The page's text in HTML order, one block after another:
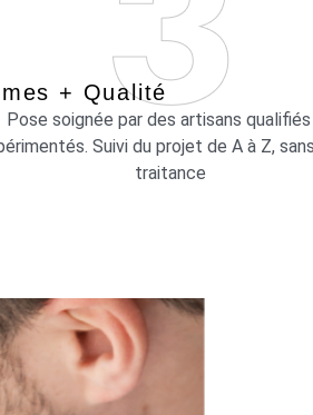
+ Qualité
Pose soignée par des artisans
Suivi du projet de A à Z,
traitance